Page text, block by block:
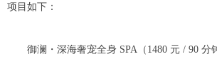
项目如下：
御澜・深海奢宠全身 SPA（1480 元 / 90 分